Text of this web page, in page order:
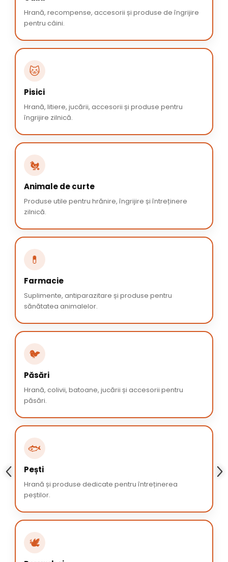
Hrană, recompense, accesorii și produse de îngrijire
pentru câini.
🐱
Pisici
Hrană, litiere, jucării, accesorii și produse pentru
îngrijire zilnică.
🐔
Animale de curte
Produse utile pentru hrănire, îngrijire și întreținere
zilnică.
💊
Farmacie
Suplimente, antiparazitare și produse pentru
sănătatea animalelor.
🐦
Păsări
Hrană, colivii, batoane, jucării și accesorii pentru
păsări.
🐟
Pești
Hrană și produse dedicate pentru întreținerea
peștilor.
🕊️